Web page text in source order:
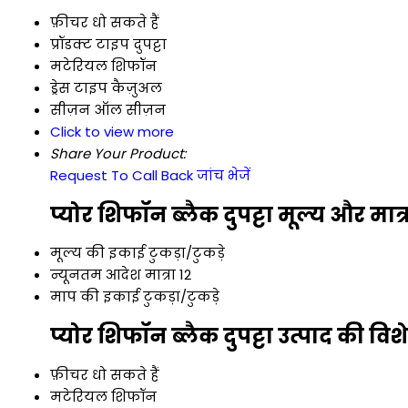
फ़ीचर धो सकते हैं
प्रॉडक्ट टाइपदुपट्टा
मटेरियलशिफॉन
ड्रेस टाइपकैज़ुअल
सीज़न ऑल सीज़न
Click to view more
Share Your Product:
Request To Call Backजांच भेजें
प्योर शिफॉन ब्लैक दुपट्टा मूल्य और
मूल्य की इकाईटुकड़ा/टुकड़े
न्यूनतम आदेश मात्रा12
माप की इकाईटुकड़ा/टुकड़े
प्योर शिफॉन ब्लैक दुपट्टा उत्पाद की
फ़ीचर धो सकते हैं
मटेरियलशिफॉन